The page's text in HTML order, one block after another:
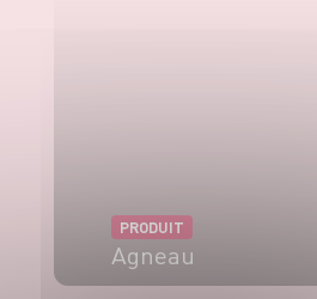
PRODUIT
Agneau